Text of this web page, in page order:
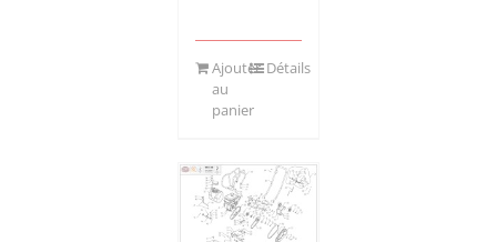
Ajouter
au
panier
Détails